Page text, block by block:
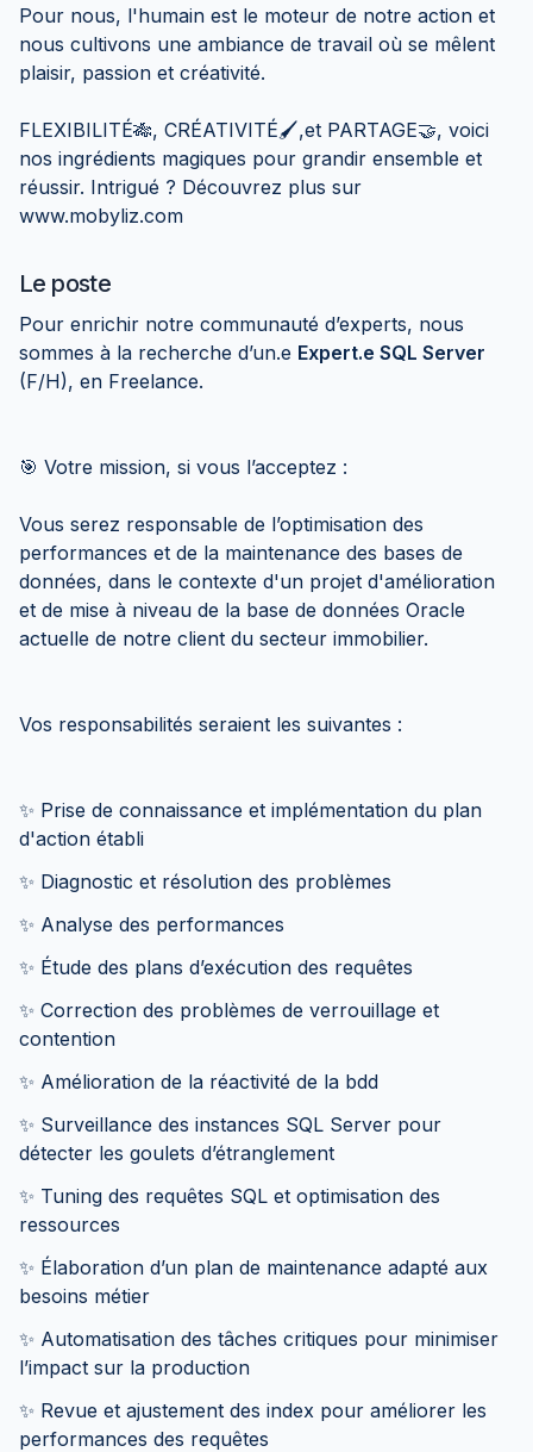
Pour nous, l'humain est le moteur de notre action et
nous cultivons une ambiance de travail où se mêlent
plaisir, passion et créativité.
FLEXIBILITÉ🎋, CRÉATIVITÉ🖌,et PARTAGE🤝, voici
nos ingrédients magiques pour grandir ensemble et
réussir. Intrigué ? Découvrez plus sur
www.mobyliz.com
Le poste
Pour enrichir notre communauté d’experts, nous
sommes à la recherche d’un.e Expert.e SQL Server
(F/H), en Freelance.
🎯 Votre mission, si vous l’acceptez :
Vous serez responsable de l’optimisation des
performances et de la maintenance des bases de
données, dans le contexte d'un projet d'amélioration
et de mise à niveau de la base de données Oracle
actuelle de notre client du secteur immobilier.
Vos responsabilités seraient les suivantes :
✨ Prise de connaissance et implémentation du plan
d'action établi
✨ Diagnostic et résolution des problèmes
✨ Analyse des performances
✨ Étude des plans d’exécution des requêtes
✨ Correction des problèmes de verrouillage et
contention
✨ Amélioration de la réactivité de la bdd
✨ Surveillance des instances SQL Server pour
détecter les goulets d’étranglement
✨ Tuning des requêtes SQL et optimisation des
ressources
✨ Élaboration d’un plan de maintenance adapté aux
besoins métier
✨ Automatisation des tâches critiques pour minimiser
l’impact sur la production
✨ Revue et ajustement des index pour améliorer les
performances des requêtes